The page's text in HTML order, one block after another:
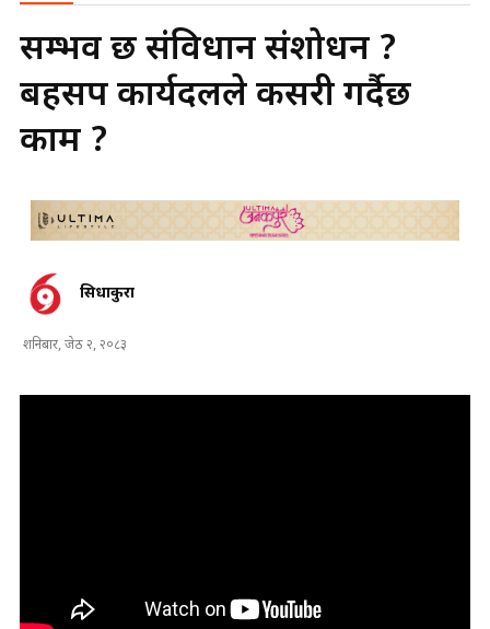
सम्भव छ संविधान संशोधन ?
बहसपत्र कार्यदलले कसरी गर्दैछ
काम ?
सिधाकुरा
शनिबार, जेठ २, २०८३